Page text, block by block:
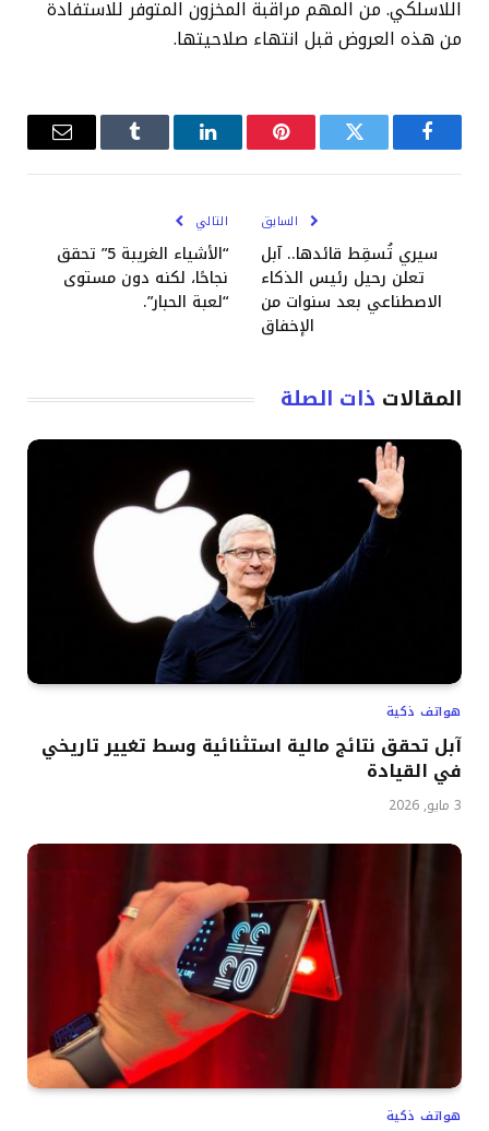
اللاسلكي. من المهم مراقبة المخزون المتوفر للاستفادة
من هذه العروض قبل انتهاء صلاحيتها.
فيسبوكتويتر بينتيريستلينكدإن Tumblrالبريد
السابق
سيري تُسقِط قائدها.. آبل
تعلن رحيل رئيس الذكاء
الاصطناعي بعد سنوات من
الإخفاق
التالي
“الأشياء الغريبة 5” تحقق
نجاحًا، لكنه دون مستوى
“لعبة الحبار”.
المقالات ذات الصلة
هواتف ذكية
آبل تحقق نتائج مالية استثنائية وسط تغيير تاريخي
في القيادة
3 مايو, 2026
هواتف ذكية